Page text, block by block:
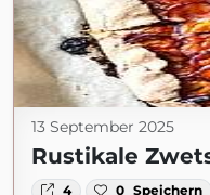
13 September 2025
Rustikale
4 0 Speichern